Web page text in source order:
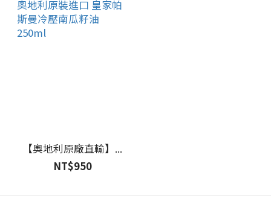
【奧地利原廠直輸】...
NT$950